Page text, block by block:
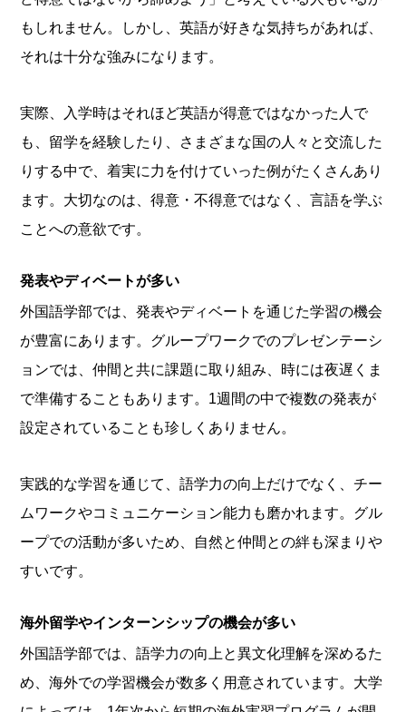
もしれません。しかし、英語が好きな気持ちがあれば、
それは十分な強みになります。
実際、入学時はそれほど英語が得意ではなかった人で
も、留学を経験したり、さまざまな国の人々と交流した
りする中で、着実に力を付けていった例がたくさんあり
ます。大切なのは、得意・不得意ではなく、言語を学ぶ
ことへの意欲です。
発表やディベートが多い
外国語学部では、発表やディベートを通じた学習の機会
が豊富にあります。グループワークでのプレゼンテーシ
ョンでは、仲間と共に課題に取り組み、時には夜遅くま
で準備することもあります。1週間の中で複数の発表が
設定されていることも珍しくありません。
実践的な学習を通じて、語学力の向上だけでなく、チー
ムワークやコミュニケーション能力も磨かれます。グル
ープでの活動が多いため、自然と仲間との絆も深まりや
すいです。
海外留学やインターンシップの機会が多い
外国語学部では、語学力の向上と異文化理解を深めるた
め、海外での学習機会が数多く用意されています。大学